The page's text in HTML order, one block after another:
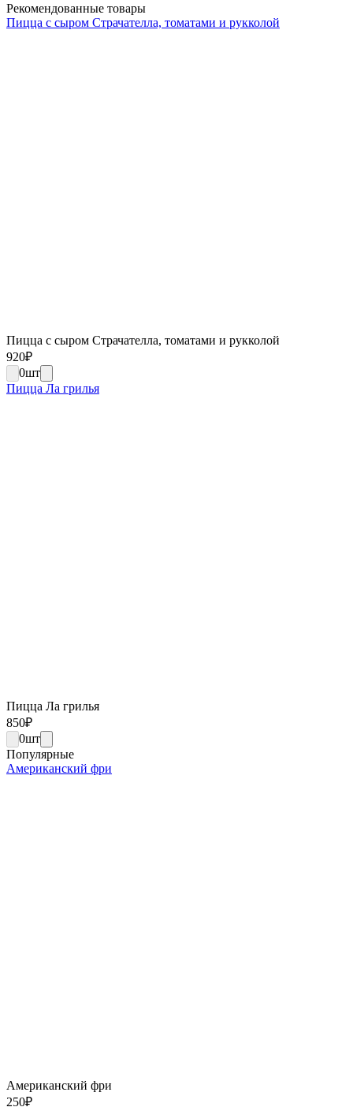
Рекомендованные товары
Пицца с сыром Страчателла, томатами и рукколой
Пицца с сыром Страчателла, томатами и рукколой
920₽
0шт
Пицца Ла грилья
Пицца Ла грилья
850₽
0шт
Популярные
Американский фри
Американский фри
250₽